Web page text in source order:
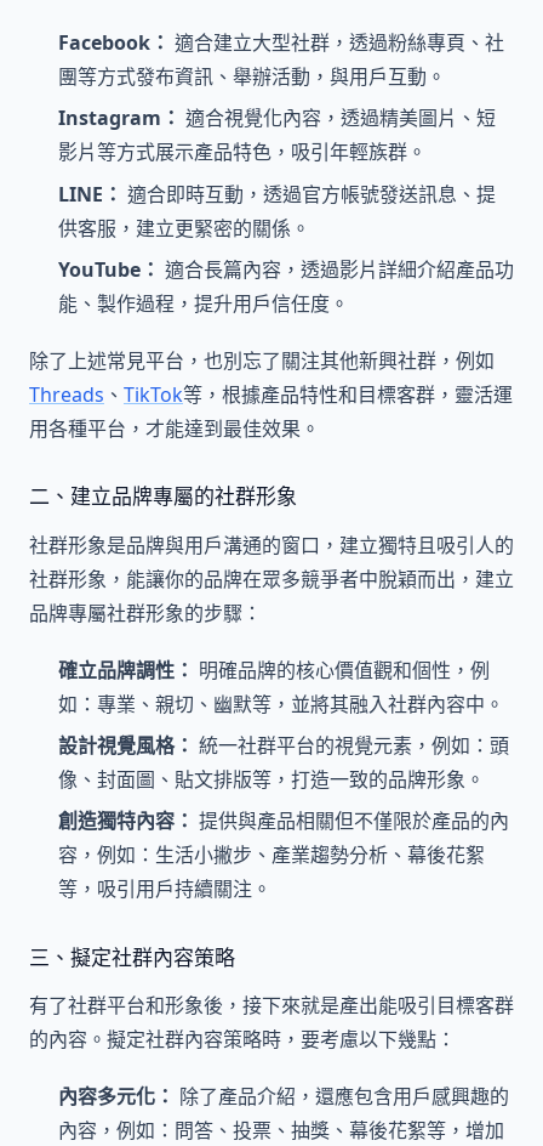
Facebook： 適合建立大型社群，透過粉絲專頁、社
團等方式發布資訊、舉辦活動，與用戶互動。
Instagram： 適合視覺化內容，透過精美圖片、短
影片等方式展示產品特色，吸引年輕族群。
LINE： 適合即時互動，透過官方帳號發送訊息、提
供客服，建立更緊密的關係。
YouTube： 適合長篇內容，透過影片詳細介紹產品功
能、製作過程，提升用戶信任度。
除了上述常見平台，也別忘了關注其他新興社群，例如
Threads 、 TikTok等，根據產品特性和目標客群，靈活運
用各種平台，才能達到最佳效果。
二、建立品牌專屬的社群形象
社群形象是品牌與用戶溝通的窗口，建立獨特且吸引人的
社群形象，能讓你的品牌在眾多競爭者中脫穎而出，建立
品牌專屬社群形象的步驟：
確立品牌調性： 明確品牌的核心價值觀和個性，例
如：專業、親切、幽默等，並將其融入社群內容中。
設計視覺風格： 統一社群平台的視覺元素，例如：頭
像、封面圖、貼文排版等，打造一致的品牌形象。
創造獨特內容： 提供與產品相關但不僅限於產品的內
容，例如：生活小撇步、產業趨勢分析、幕後花絮
等，吸引用戶持續關注。
三、擬定社群內容策略
有了社群平台和形象後，接下來就是產出能吸引目標客群
的內容。擬定社群內容策略時，要考慮以下幾點：
內容多元化： 除了產品介紹，還應包含用戶感興趣的
內容，例如：問答、投票、抽獎、幕後花絮等，增加